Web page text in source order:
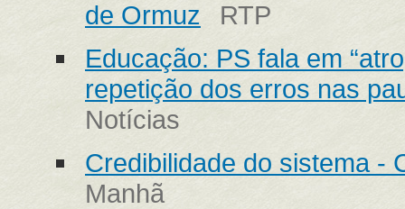
de Ormuz
RTP
Educação: PS fala em
repetição dos erros nas
Notícias
Credibilidade do sistema -
Manhã